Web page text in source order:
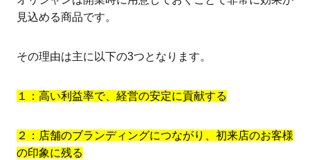
見込める商品です。
その理由は主に以下の3つとなります。
１：高い利益率で、経営の安定に貢献する
２：店舗のブランディングにつながり、初来店のお客様
の印象に残る